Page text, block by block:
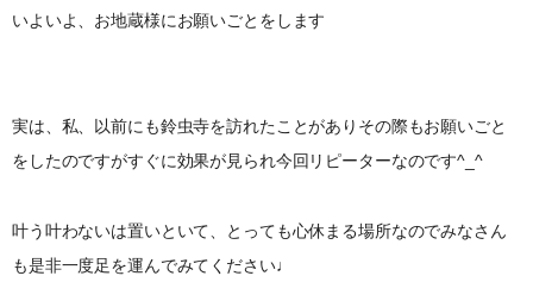
いよいよ、お地蔵様にお願いごとをします
実は、私、以前にも鈴虫寺を訪れたことがありその際もお願いごと
をしたのですがすぐに効果が見られ今回リピーターなのです^_^
叶う叶わないは置いといて、とっても心休まる場所なのでみなさん
も是非一度足を運んでみてください♩